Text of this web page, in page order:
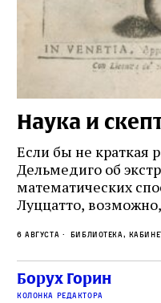
Наука и
Если бы не краткая
Дельмедиго об
математических
Луццатто,
что этот
сварливый
какое‑то
На протяжении
вплоть до своей
6 августа Библиотека,
Борух Горин
колонка редактора